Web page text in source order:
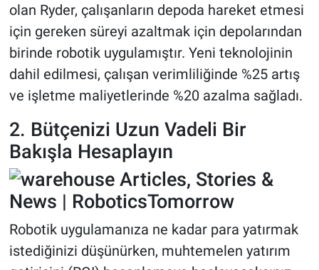
olan Ryder, çalışanların depoda hareket etmesi
için gereken süreyi azaltmak için depolarından
birinde robotik uygulamıştır. Yeni teknolojinin
dahil edilmesi, çalışan verimliliğinde %25 artış
ve işletme maliyetlerinde %20 azalma sağladı.
2. Bütçenizi Uzun Vadeli Bir
Bakışla Hesaplayın
Robotik uygulamanıza ne kadar para yatırmak
istediğinizi düşünürken, muhtemelen yatırım